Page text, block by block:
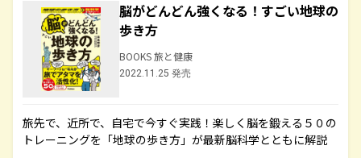
脳がどんどん強くなる！すごい地球の
歩き方
BOOKS 旅と健康
2022.11.25 発売
旅先で、近所で、自宅で今すぐ実践！楽しく脳を鍛える５０の
トレーニングを「地球の歩き方」が最新脳科学とともに解説